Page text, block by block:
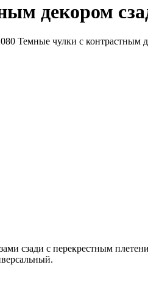
декором
Темные чулки с контрастным
сзади с перекрестным